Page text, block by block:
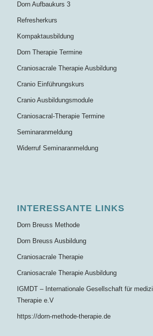
Dorn Aufbaukurs 3
Refresherkurs
Kompaktausbildung
Dorn Therapie Termine
Craniosacrale Therapie Ausbildung
Cranio Einführungskurs
Cranio Ausbildungsmodule
Craniosacral-Therapie Termine
Seminaranmeldung
Widerruf Seminaranmeldung
INTERESSANTE LINKS
Dorn Breuss Methode
Dorn Breuss Ausbildung
Craniosacrale Therapie
Craniosacrale Therapie Ausbildung
IGMDT – Internationale Gesellschaft für
Therapie e.V
https://dorn-methode-therapie.de